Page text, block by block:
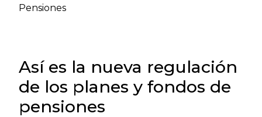
Pensiones
Así es la nueva regulación
de los planes y fondos de
pensiones